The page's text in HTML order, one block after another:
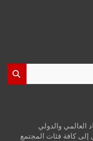
العالمي والدولي
كافة فئات المجتمع